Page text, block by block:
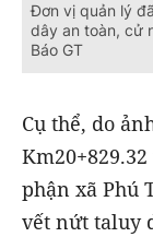
Đơn vị quản lý
dây an toàn, cử
Báo GT
Cụ thể, do
phận xã Phú
vết nứt taluy